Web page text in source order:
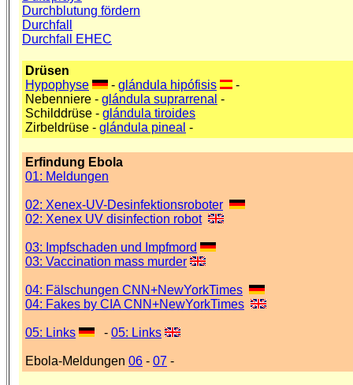
Durchblutung fördern
Durchfall
Durchfall EHEC
Drüsen
Hypophyse
- glándula hipófisis
-
Nebenniere - glándula suprarrenal -
Schilddrüse - glándula tiroides
Zirbeldrüse - glándula pineal -
Erfindung Ebola
01: Meldungen
02: Xenex-UV-Desinfektionsroboter
02: Xenex UV disinfection robot
03: Impfschaden und Impfmord
03: Vaccination mass murder
04: Fälschungen CNN+NewYorkTimes
04: Fakes by CIA CNN+NewYorkTimes
05: Links - 05: Links
Ebola-Meldungen 06 - 07 -